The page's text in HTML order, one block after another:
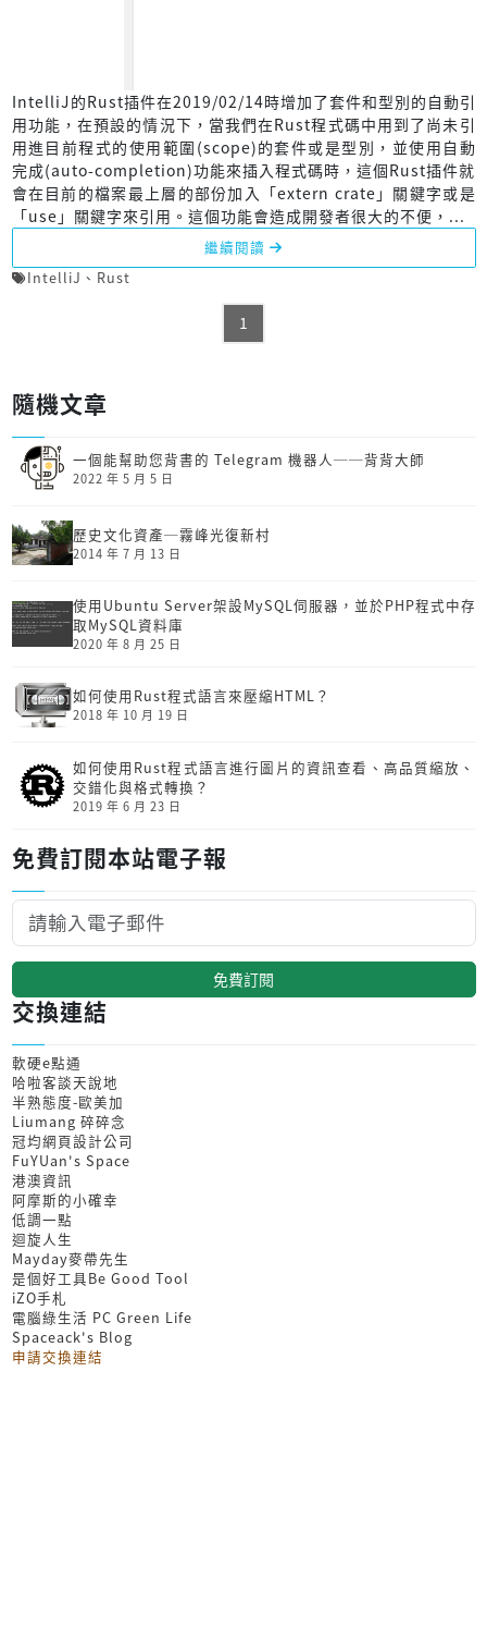
IntelliJ的Rust插件在2019/02/14時增加了套件和型別的自動引
用功能，在預設的情況下，當我們在Rust程式碼中用到了尚未引
用進目前程式的使用範圍(scope)的套件或是型別，並使用自動
完成(auto-completion)功能來插入程式碼時，這個Rust插件就
會在目前的檔案最上層的部份加入「extern crate」關鍵字或是
「use」關鍵字來引用。這個功能會造成開發者很大的不便，...
繼續閱讀
IntelliJ 、 Rust
1
隨機文章
一個能幫助您背書的 Telegram 機器人──背背大師
2022 年 5 月 5 日
歷史文化資產─霧峰光復新村
2014 年 7 月 13 日
使用Ubuntu Server架設MySQL伺服器，並於PHP程式中存
取MySQL資料庫
2020 年 8 月 25 日
如何使用Rust程式語言來壓縮HTML？
2018 年 10 月 19 日
如何使用Rust程式語言進行圖片的資訊查看、高品質縮放、
交錯化與格式轉換？
2019 年 6 月 23 日
免費訂閱本站電子報
免費訂閱
交換連結
軟硬e點通
哈啦客談天說地
半熟態度-歐美加
Liumang 碎碎念
冠均網頁設計公司
FuYUan's Space
港澳資訊
阿摩斯的小確幸
低調一點
迴旋人生
Mayday麥帶先生
是個好工具Be Good Tool
iZO手札
電腦綠生活 PC Green Life
Spaceack's Blog
申請交換連結